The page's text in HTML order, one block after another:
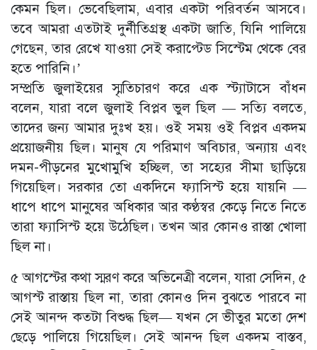
কেমন ছিল। ভেবেছিলাম, এবার একটা পরিবর্তন আসবে।
তবে আমরা এতটাই দুর্নীতিগ্রস্থ একটা জাতি, যিনি পালিয়ে
গেছেন, তার রেখে যাওয়া সেই করাপ্টেড সিস্টেম থেকে বের
হতে পারিনি।’
সম্প্রতি জুলাইয়ের স্মৃতিচারণ করে এক স্ট্যাটাসে বাঁধন
বলেন, যারা বলে জুলাই বিপ্লব ভুল ছিল — সত্যি বলতে,
তাদের জন্য আমার দুঃখ হয়। ওই সময় ওই বিপ্লব একদম
প্রয়োজনীয় ছিল। মানুষ যে পরিমাণ অবিচার, অন্যায় এবং
দমন-পীড়নের মুখোমুখি হচ্ছিল, তা সহ্যের সীমা ছাড়িয়ে
গিয়েছিল। সরকার তো একদিনে ফ্যাসিস্ট হয়ে যায়নি —
ধাপে ধাপে মানুষের অধিকার আর কণ্ঠস্বর কেড়ে নিতে নিতে
তারা ফ্যাসিস্ট হয়ে উঠেছিল। তখন আর কোনও রাস্তা খোলা
ছিল না।
৫ আগস্টের কথা স্মরণ করে অভিনেত্রী বলেন, যারা সেদিন, ৫
আগস্ট রাস্তায় ছিল না, তারা কোনও দিন বুঝতে পারবে না
সেই আনন্দ কতটা বিশুদ্ধ ছিল— যখন সে ভীতুর মতো দেশ
ছেড়ে পালিয়ে গিয়েছিল। সেই আনন্দ ছিল একদম বাস্তব,